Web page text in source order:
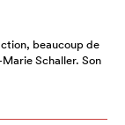
beaucoup de
Schaller. Son